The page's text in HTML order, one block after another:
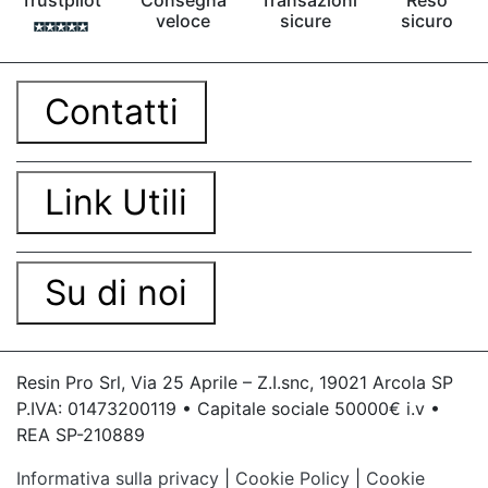
epossidico Colla bicomponente epossidica
Pavimento epossidico Acquista Glitter Epossidico
Applicazioni di Epossidici Colle epossidiche
Mastice epossidico Adesivo epossidico
bicomponente Malta epossidica Colla
bicomponente Pavimento epossidico pro e
all articles →
veloce
sicure
sicuro
Contatti
Link Utili
Su di noi
Resin Pro Srl, Via 25 Aprile – Z.I.snc, 19021 Arcola SP
P.IVA: 01473200119 • Capitale sociale 50000€ i.v •
REA SP-210889
Informativa sulla privacy
Cookie Policy Cookie